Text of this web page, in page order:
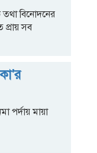
তথা বিনোদনের
প্রায় সব
পর্দায় মায়া